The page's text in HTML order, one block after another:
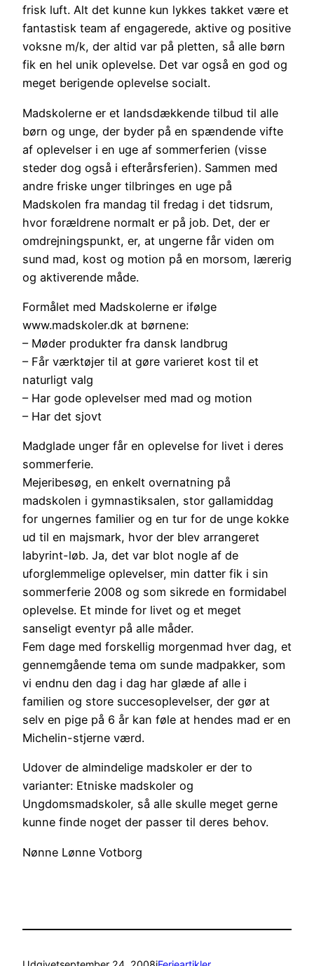
frisk luft. Alt det kunne kun lykkes takket være et
fantastisk team af engagerede, aktive og positive
voksne m/k, der altid var på pletten, så alle børn
fik en hel unik oplevelse. Det var også en god og
meget berigende oplevelse socialt.
Madskolerne er et landsdækkende tilbud til alle
børn og unge, der byder på en spændende vifte
af oplevelser i en uge af sommerferien (visse
steder dog også i efterårsferien). Sammen med
andre friske unger tilbringes en uge på
Madskolen fra mandag til fredag i det tidsrum,
hvor forældrene normalt er på job. Det, der er
omdrejningspunkt, er, at ungerne får viden om
sund mad, kost og motion på en morsom, lærerig
og aktiverende måde.
Formålet med Madskolerne er ifølge
www.madskoler.dk at børnene:
– Møder produkter fra dansk landbrug
– Får værktøjer til at gøre varieret kost til et
naturligt valg
– Har gode oplevelser med mad og motion
– Har det sjovt
Madglade unger får en oplevelse for livet i deres
sommerferie.
Mejeribesøg, en enkelt overnatning på
madskolen i gymnastiksalen, stor gallamiddag
for ungernes familier og en tur for de unge kokke
ud til en majsmark, hvor der blev arrangeret
labyrint-løb. Ja, det var blot nogle af de
uforglemmelige oplevelser, min datter fik i sin
sommerferie 2008 og som sikrede en formidabel
oplevelse. Et minde for livet og et meget
sanseligt eventyr på alle måder.
Fem dage med forskellig morgenmad hver dag, et
gennemgående tema om sunde madpakker, som
vi endnu den dag i dag har glæde af alle i
familien og store succesoplevelser, der gør at
selv en pige på 6 år kan føle at hendes mad er en
Michelin-stjerne værd.
Udover de almindelige madskoler er der to
varianter: Etniske madskoler og
Ungdomsmadskoler, så alle skulle meget gerne
kunne finde noget der passer til deres behov.
Nønne Lønne Votborg